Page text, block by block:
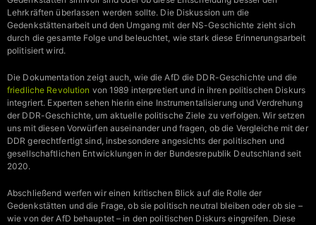
Lehrkräften überlassen werden sollte. Die Diskussion um die
Gedenkstättenarbeit und den Umgang mit der NS-Geschichte zieht sich
durch die gesamte Folge und beleuchtet, wie stark diese Erinnerungsarbeit
politisiert wird.
Die Dokumentation zeigt auch, wie die AfD die DDR-Geschichte und die
friedliche Revolution von 1989 interpretiert und in ihren politischen Diskurs
integriert. Experten sehen hierin eine Instrumentalisierung und Verdrehung
der DDR-Geschichte, um aktuelle politische Ziele zu verfolgen. Wir setzen
uns mit diesen Vorwürfen auseinander und fragen, ob die Vergleiche mit der
DDR gerechtfertigt sind, insbesondere angesichts der politischen und
gesellschaftlichen Entwicklungen in der Bundesrepublik Deutschland seit
2020.
Abschließend werfen wir einen kritischen Blick auf die Rolle der
Gedenkstätten und die Frage, ob sie politisch neutral bleiben oder ob sie –
wie von der AfD behauptet – in den politischen Diskurs eingreifen. Diese